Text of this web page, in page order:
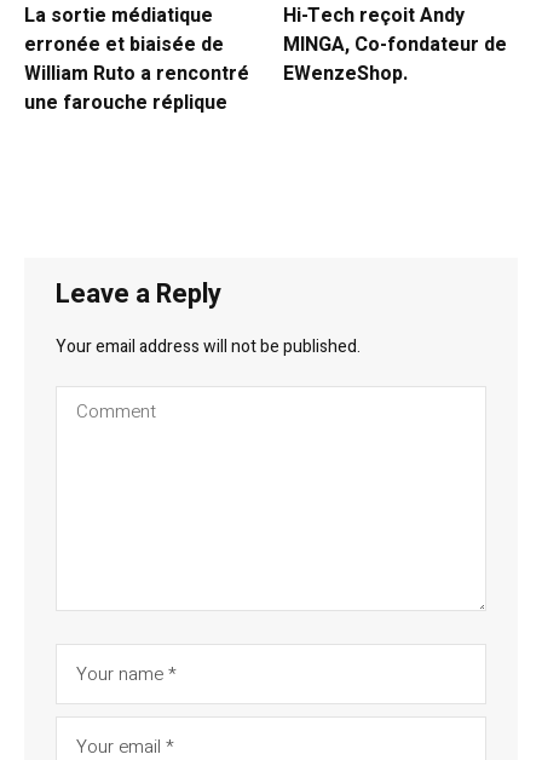
La sortie médiatique
erronée et biaisée de
William Ruto a rencontré
une farouche réplique
Hi-Tech reçoit Andy
MINGA, Co-fondateur de
EWenzeShop.
Leave a Reply
Your email address will not be published.